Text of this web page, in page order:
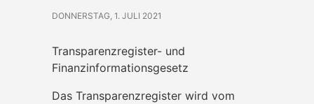
DONNERSTAG, 1. JULI 2021
Transparenzregister- und
Finanzinformationsgesetz
Das Transparenzregister wird vom